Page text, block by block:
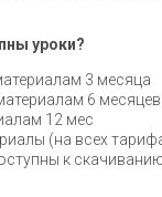
уроки?
3 месяца
6 месяцев
12 мес
(на всех
к